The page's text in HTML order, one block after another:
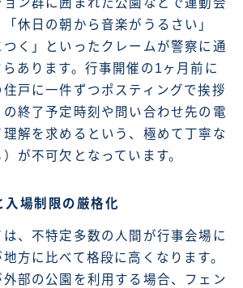
休日の朝から音楽がうるさい」
つく」といったクレームが警察に通
あります。行事開催の1ヶ月前に
戸に一件ずつポスティングで挨拶
終了予定時刻や問い合わせ先の電
解を求めるという、極めて丁寧な
が不可欠となっています。
入場制限の厳格化
、不特定多数の人間が行事会場に
方に比べて格段に高くなります。
部の公園を利用する場合、フェン